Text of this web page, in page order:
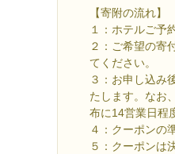
【寄附の流れ】
１：ホテルご予
２：ご希望の寄
てください。
３：お申し込み
たします。なお
布に14営業日程
４：クーポンの
５：クーポンは